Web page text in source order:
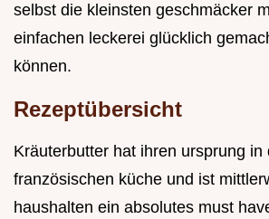
selbst die kleinsten geschmäcker
einfachen leckerei glücklich
können.
Rezeptübersicht
Kräuterbutter hat ihren ursprung in
französischen küche und ist
haushalten ein absolutes must